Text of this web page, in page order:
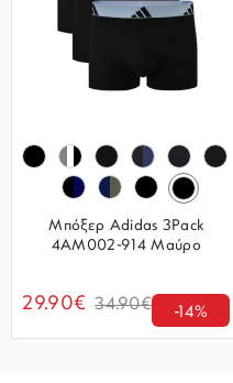
Μπόξερ Adidas 3Pack
4AM002-914 Μαύρο
29.90€ 34.90€ -14%